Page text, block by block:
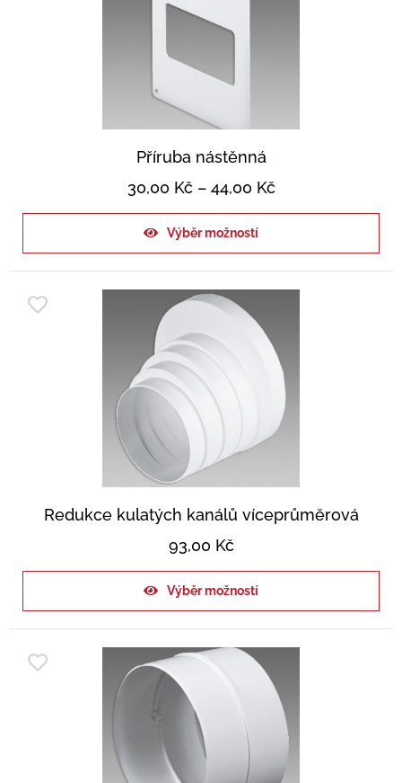
Příruba nástěnná
30,00 Kč– 44,00 Kč
Výběr možností
Redukce kulatých kanálů víceprůměrová
93,00 Kč
Výběr možností